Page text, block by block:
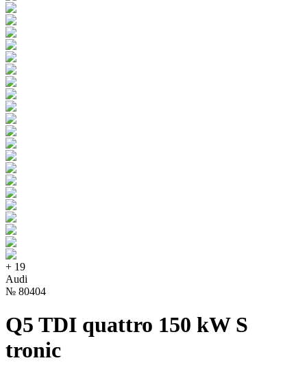
+ 19
Audi
№ 80404
Q5 TDI quattro 150 kW S
tronic